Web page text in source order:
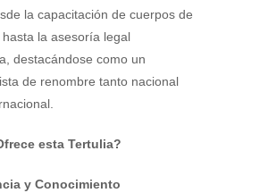
la capacitación de cuerpos de
la asesoría legal
destacándose como un
de renombre tanto nacional
esta Tertulia?
y Conocimiento